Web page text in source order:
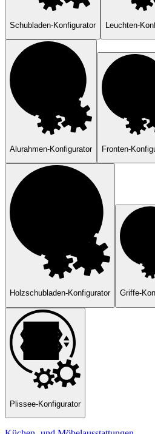
Schubladen-Konfigurator Leuchten-
Alurahmen-Konfigurator Fronten-
Holzschubladen-Konfigurator Griffe-
Plissee-Konfigurator